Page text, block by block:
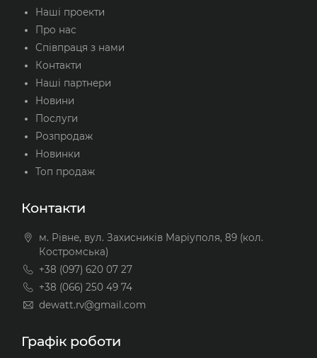
Наші проекти
Про нас
Співпраця з нами
Контакти
Наші партнери
Новини
Послуги
Розпродаж
Новинки
Топ продаж
Контакти
м. Рівне, вул. Захисників Маріуполя, 89 (кол.
Костромська)
+38 (097) 620 07 27
+38 (066) 250 49 74
dewatt.rv@gmail.com
Графік роботи